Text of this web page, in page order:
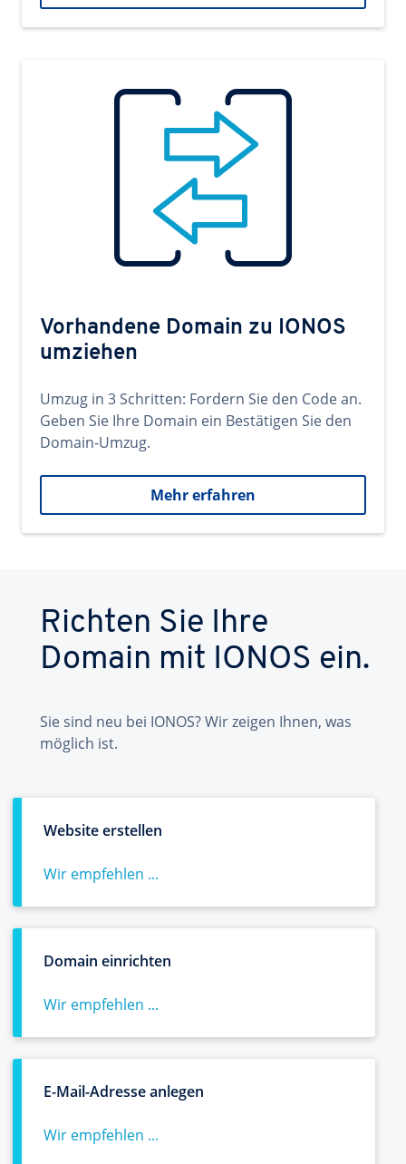
Vorhandene Domain zu IONOS
umziehen
Umzug in 3 Schritten: Fordern Sie den Code an.
Geben Sie Ihre Domain ein Bestätigen Sie den
Domain-Umzug.
Mehr erfahren
Richten Sie Ihre
Domain mit IONOS ein.
Sie sind neu bei IONOS? Wir zeigen Ihnen, was
möglich ist.
Website erstellen
Wir empfehlen ...
Domain einrichten
Wir empfehlen ...
E-Mail-Adresse anlegen
Wir empfehlen ...